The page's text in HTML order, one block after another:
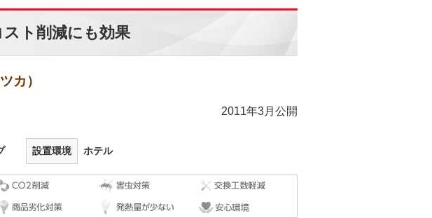
ト削減にも効果
カ）
2011年3月公開
設置環境 ホテル